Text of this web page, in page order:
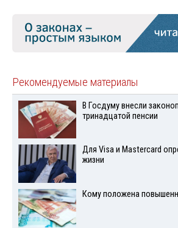
Рекомендуемые материалы
В Госдуму внесли
тринадцатой пенсии
Для Visа и Mastercard
жизни
Кому положена